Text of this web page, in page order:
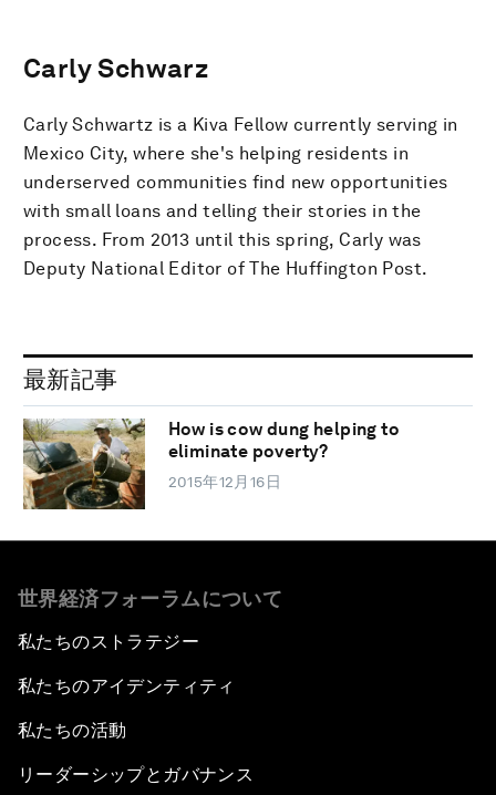
Carly Schwarz
Carly Schwartz is a Kiva Fellow currently serving in
Mexico City, where she's helping residents in
underserved communities find new opportunities
with small loans and telling their stories in the
process. From 2013 until this spring, Carly was
Deputy National Editor of The Huffington Post.
最新記事
How is cow dung helping to
eliminate poverty?
2015年12月16日
世界経済フォーラムについて
私たちのストラテジー
私たちのアイデンティティ
私たちの活動
リーダーシップとガバナンス